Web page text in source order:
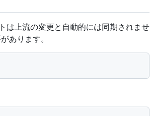
は上流の変更と自動的には同期されませ
あります。